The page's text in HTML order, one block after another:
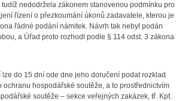
tudíž nedodržela zákonem stanovenou podmínku pro
řízení o přezkoumání úkonů zadavatele, kterou je
řádné podání námitek. Návrh tak nebyl podán
a Úřad proto rozhodl podle § 114 odst. 3 zákona
lze do 15 dní ode dne jeho doručení podat rozklad
ochranu hospodářské soutěže, a to prostřednictvím
soutěže – sekce veřejných zakázek, tř. Kpt.